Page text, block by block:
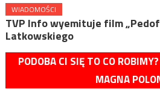
WIADOMOŚCI
TVP Info wyemituje film
Latkowskiego
PODOBA CI SIĘ TO CO
MAGNA